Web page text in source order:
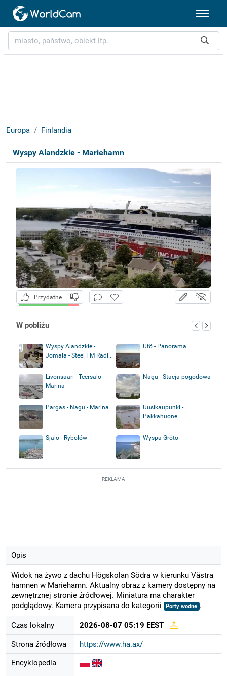
Europa Finlandia
Wyspy Alandzkie - Mariehamn
Przydatne
W pobliżu
Wyspy Alandzkie -
Jomala - Steel FM Radi...
Utö - Panorama
Livonsaari - Teersalo -
Marina
Nagu - Stacja pogodowa
Pargas - Nagu - Marina
Uusikaupunki -
Pakkahuone
Själö - Rybołów Wyspa Grötö
REKLAMA
Opis
Widok na żywo z dachu Högskolan Södra w kierunku Västra
hamnen w Mariehamn. Aktualny obraz z kamery dostępny na
zewnętrznej stronie źródłowej. Miniatura ma charakter
podglądowy. Kamera przypisana do kategorii
Porty wodne .
Czas lokalny 2026-08-07 05:19 EEST
Strona źródłowa https://www.ha.ax/
Encyklopedia